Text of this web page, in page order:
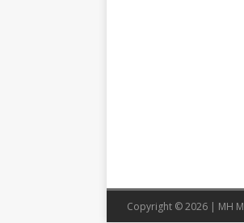
Copyright © 2026 | MH